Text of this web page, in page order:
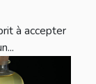
à accepter